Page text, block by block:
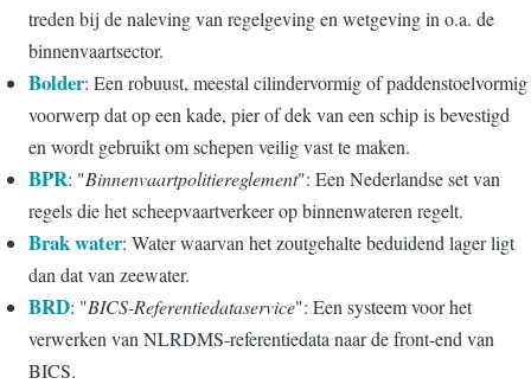
treden bij de naleving van regelgeving en wetgeving in o.a. de
binnenvaartsector.
Bolder: Een robuust, meestal cilindervormig of paddenstoelvormig
voorwerp dat op een kade, pier of dek van een schip is bevestigd
en wordt gebruikt om schepen veilig vast te maken.
BPR: "Binnenvaartpolitiereglement": Een Nederlandse set van
regels die het scheepvaartverkeer op binnenwateren regelt.
Brak water: Water waarvan het zoutgehalte beduidend lager ligt
dan dat van zeewater.
BRD: "BICS-Referentiedataservice": Een systeem voor het
verwerken van NLRDMS-referentiedata naar de front-end van
BICS.